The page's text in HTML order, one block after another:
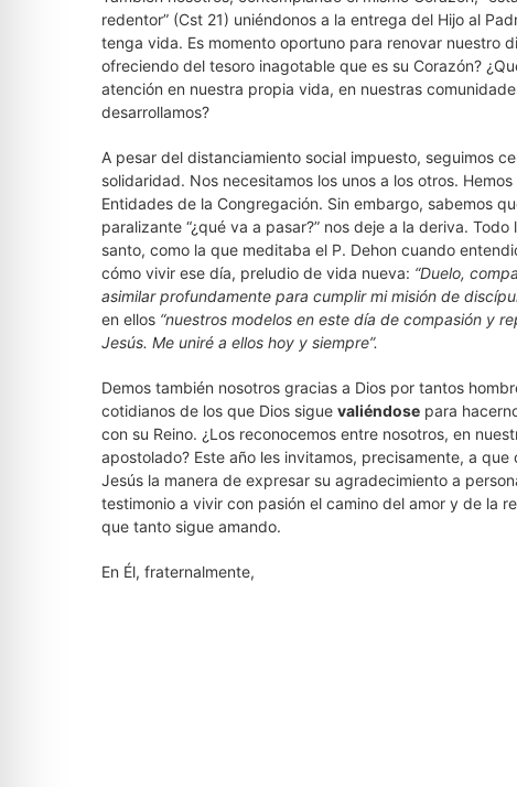
redentor” (Cst 21) uniéndonos a la entrega del Hijo al
tenga vida. Es momento oportuno para renovar nuestro
ofreciendo del tesoro inagotable que es su Corazón?
atención en nuestra propia vida, en nuestras
desarrollamos?
A pesar del distanciamiento social impuesto, seguimos
solidaridad. Nos necesitamos los unos a los otros.
Entidades de la Congregación. Sin embargo, sabemos
paralizante “¿qué va a pasar?” nos deje a la deriva.
santo, como la que meditaba el P. Dehon cuando
cómo vivir ese día, preludio de vida nueva: “Duelo,
asimilar profundamente para cumplir mi misión de
en ellos “nuestros modelos en este día de compasión y
Jesús. Me uniré a ellos hoy y siempre”.
Demos también nosotros gracias a Dios por tantos
cotidianos de los que Dios sigue valiéndose para
con su Reino. ¿Los reconocemos entre nosotros, en
apostolado? Este año les invitamos, precisamente, a
Jesús la manera de expresar su agradecimiento a
testimonio a vivir con pasión el camino del amor y de la
que tanto sigue amando.
En Él, fraternalmente,